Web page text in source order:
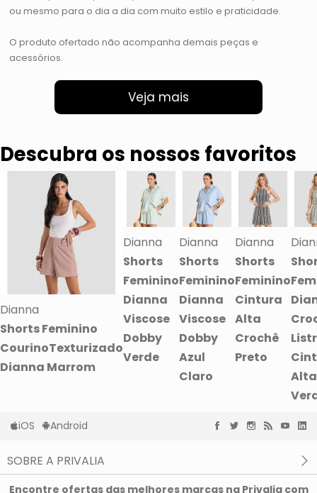
ou mesmo para o dia a dia com muito estilo e praticidade.
O produto ofertado não acompanha demais peças e
acessórios.
Veja mais
Descubra os nossos favoritos
Dianna
Shorts Feminino
CourinoTexturizado
Dianna Marrom
Dianna
Shorts
Feminino
Dianna
Viscose
Dobby
Verde
Dianna
Shorts
Feminino
Dianna
Viscose
Dobby
Azul
Claro
Dianna
Shorts
Feminino
Cintura
Alta
Crochê
Preto
Alta
iOS Android
SOBRE A PRIVALIA
Encontre ofertas das melhores marcas na Privalia com